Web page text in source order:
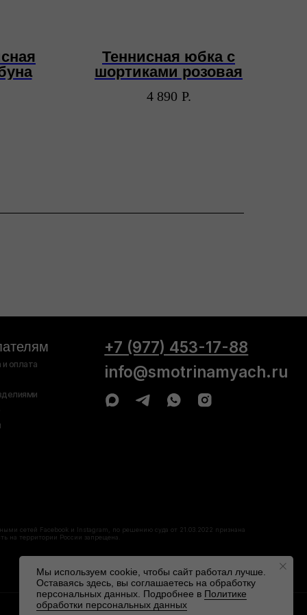
Мы используем cookie, чтобы сайт работал лучше.
Оставаясь здесь, вы соглашаетесь на обработку
персональных данных. Подробнее в Политике
обработки персональных данных
Теннисная юбка с
шортиками розовая
4 890 Р.
Публичная
оферта
персональных
по решению суда от 21.03.2022 признана
запрещена.